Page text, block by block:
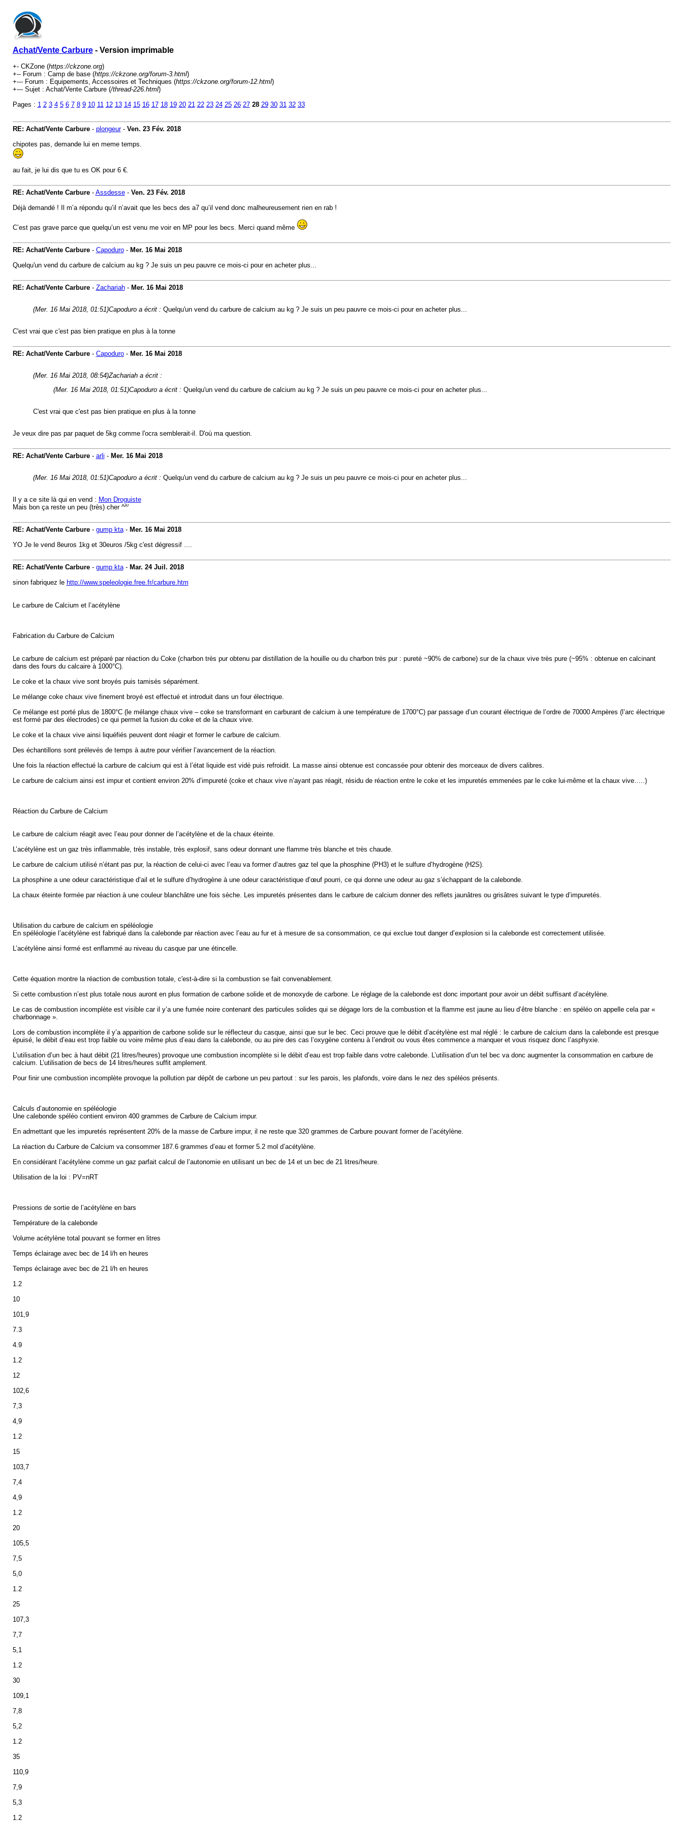
Achat/Vente Carbure- Version imprimable
+- CKZone (https://ckzone.org)
+-- Forum : Camp de base (https://ckzone.org/forum-3.html)
+--- Forum : Equipements, Accessoires et Techniques (https://ckzone.org/forum-12.html)
+--- Sujet : Achat/Vente Carbure (/thread-226.html)
Pages : 1 2 3 4 5 6 7 8 9 10 11 12 13 14 15 16 17 18 19 20 21 22 23 24 25 26 27 28 29 30 31 32 33
RE: Achat/Vente Carbure- plongeur- Ven. 23 Fév. 2018
chipotes pas, demande lui en meme temps.
au fait, je lui dis que tu es OK pour 6 €.
RE: Achat/Vente Carbure- Assdesse- Ven. 23 Fév. 2018
Déjà demandé ! Il m’a répondu qu’il n’avait que les becs des a7 qu’il vend donc malheureusement rien en rab !
C’est pas grave parce que quelqu’un est venu me voir en MP pour les becs. Merci quand même
RE: Achat/Vente Carbure- Capoduro- Mer. 16 Mai 2018
Quelqu'un vend du carbure de calcium au kg ? Je suis un peu pauvre ce mois-ci pour en acheter plus...
RE: Achat/Vente Carbure- Zachariah- Mer. 16 Mai 2018
(Mer. 16 Mai 2018, 01:51)Capoduro a écrit : Quelqu'un vend du carbure de calcium au kg ? Je suis un peu pauvre ce mois-ci pour en acheter plus...
C'est vrai que c'est pas bien pratique en plus à la tonne
RE: Achat/Vente Carbure- Capoduro- Mer. 16 Mai 2018
(Mer. 16 Mai 2018, 08:54)Zachariah a écrit :
(Mer. 16 Mai 2018, 01:51)Capoduro a écrit : Quelqu'un vend du carbure de calcium au kg ? Je suis un peu pauvre ce mois-ci pour en acheter plus...
C'est vrai que c'est pas bien pratique en plus à la tonne
Je veux dire pas par paquet de 5kg comme l'ocra semblerait-il. D'où ma question.
RE: Achat/Vente Carbure- arli - Mer. 16 Mai 2018
(Mer. 16 Mai 2018, 01:51)Capoduro a écrit : Quelqu'un vend du carbure de calcium au kg ? Je suis un peu pauvre ce mois-ci pour en acheter plus...
Il y a ce site là qui en vend : Mon Droguiste
Mais bon ça reste un peu (très) cher ^^'
RE: Achat/Vente Carbure- gump kta- Mer. 16 Mai 2018
YO Je le vend 8euros 1kg et 30euros /5kg c'est dégressif ....
RE: Achat/Vente Carbure- gump kta- Mar. 24 Juil. 2018
sinon fabriquez le http://www.speleologie.free.fr/carbure.htm
Le carbure de Calcium et l’acétylène
Fabrication du Carbure de Calcium
Le carbure de calcium est préparé par réaction du Coke (charbon très pur obtenu par distillation de la houille ou du charbon très pur : pureté ~90% de carbone) sur de la chaux vive très pure (~95% : obtenue en calcinant
dans des fours du calcaire à 1000°C).
Le coke et la chaux vive sont broyés puis tamisés séparément.
Le mélange coke chaux vive finement broyé est effectué et introduit dans un four électrique.
Ce mélange est porté plus de 1800°C (le mélange chaux vive – coke se transformant en carburant de calcium à une température de 1700°C) par passage d’un courant électrique de l’ordre de 70000 Ampères (l’arc électrique
est formé par des électrodes) ce qui permet la fusion du coke et de la chaux vive.
Le coke et la chaux vive ainsi liquéfiés peuvent dont réagir et former le carbure de calcium.
Des échantillons sont prélevés de temps à autre pour vérifier l’avancement de la réaction.
Une fois la réaction effectué la carbure de calcium qui est à l’état liquide est vidé puis refroidit. La masse ainsi obtenue est concassée pour obtenir des morceaux de divers calibres.
Le carbure de calcium ainsi est impur et contient environ 20% d’impureté (coke et chaux vive n’ayant pas réagit, résidu de réaction entre le coke et les impuretés emmenées par le coke lui-même et la chaux vive…..)
Réaction du Carbure de Calcium
Le carbure de calcium réagit avec l’eau pour donner de l’acétylène et de la chaux éteinte.
L’acétylène est un gaz très inflammable, très instable, très explosif, sans odeur donnant une flamme très blanche et très chaude.
Le carbure de calcium utilisé n’étant pas pur, la réaction de celui-ci avec l’eau va former d’autres gaz tel que la phosphine (PH3) et le sulfure d’hydrogène (H2S).
La phosphine a une odeur caractéristique d’ail et le sulfure d’hydrogène à une odeur caractéristique d’œuf pourri, ce qui donne une odeur au gaz s’échappant de la calebonde.
La chaux éteinte formée par réaction à une couleur blanchâtre une fois sèche. Les impuretés présentes dans le carbure de calcium donner des reflets jaunâtres ou grisâtres suivant le type d’impuretés.
Utilisation du carbure de calcium en spéléologie
En spéléologie l’acétylène est fabriqué dans la calebonde par réaction avec l’eau au fur et à mesure de sa consommation, ce qui exclue tout danger d’explosion si la calebonde est correctement utilisée.
L’acétylène ainsi formé est enflammé au niveau du casque par une étincelle.
Cette équation montre la réaction de combustion totale, c'est-à-dire si la combustion se fait convenablement.
Si cette combustion n’est plus totale nous auront en plus formation de carbone solide et de monoxyde de carbone. Le réglage de la calebonde est donc important pour avoir un débit suffisant d’acétylène.
Le cas de combustion incomplète est visible car il y’a une fumée noire contenant des particules solides qui se dégage lors de la combustion et la flamme est jaune au lieu d’être blanche : en spéléo on appelle cela par «
charbonnage ».
Lors de combustion incomplète il y’a apparition de carbone solide sur le réflecteur du casque, ainsi que sur le bec. Ceci prouve que le débit d’acétylène est mal réglé : le carbure de calcium dans la calebonde est presque
épuisé, le débit d’eau est trop faible ou voire même plus d’eau dans la calebonde, ou au pire des cas l’oxygène contenu à l’endroit ou vous êtes commence a manquer et vous risquez donc l’asphyxie.
L’utilisation d’un bec à haut débit (21 litres/heures) provoque une combustion incomplète si le débit d’eau est trop faible dans votre calebonde. L’utilisation d’un tel bec va donc augmenter la consommation en carbure de
calcium. L’utilisation de becs de 14 litres/heures suffit amplement.
Pour finir une combustion incomplète provoque la pollution par dépôt de carbone un peu partout : sur les parois, les plafonds, voire dans le nez des spéléos présents.
Calculs d’autonomie en spéléologie
Une calebonde spéléo contient environ 400 grammes de Carbure de Calcium impur.
En admettant que les impuretés représentent 20% de la masse de Carbure impur, il ne reste que 320 grammes de Carbure pouvant former de l’acétylène.
La réaction du Carbure de Calcium va consommer 187.6 grammes d’eau et former 5.2 mol d’acétylène.
En considérant l’acétylène comme un gaz parfait calcul de l’autonomie en utilisant un bec de 14 et un bec de 21 litres/heure.
Utilisation de la loi : PV=nRT
Pressions de sortie de l’acétylène en bars
Température de la calebonde
Volume acétylène total pouvant se former en litres
Temps éclairage avec bec de 14 l/h en heures
Temps éclairage avec bec de 21 l/h en heures
1.2
10
101,9
7.3
4.9
1.2
12
102,6
7,3
4,9
1.2
15
103,7
7,4
4,9
1.2
20
105,5
7,5
5,0
1.2
25
107,3
7,7
5,1
1.2
30
109,1
7,8
5,2
1.2
35
110,9
7,9
5,3
1.2